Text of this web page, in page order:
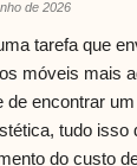
de 2026
tarefa que
móveis mais
de encontrar
tudo isso
do custo